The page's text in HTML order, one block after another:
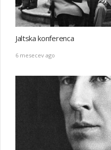
Jaltska konferenca
6 mesecev ago